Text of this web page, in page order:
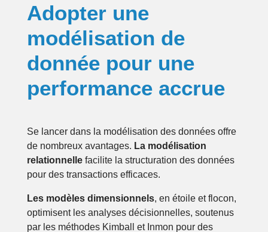
Adopter une
modélisation de
donnée pour une
performance accrue
Se lancer dans la modélisation des données offre
de nombreux avantages. La modélisation
relationnellefacilite la structuration des données
pour des transactions efficaces.
Les modèles dimensionnels, en étoile et flocon,
optimisent les analyses décisionnelles, soutenus
par les méthodes Kimball et Inmon pour des